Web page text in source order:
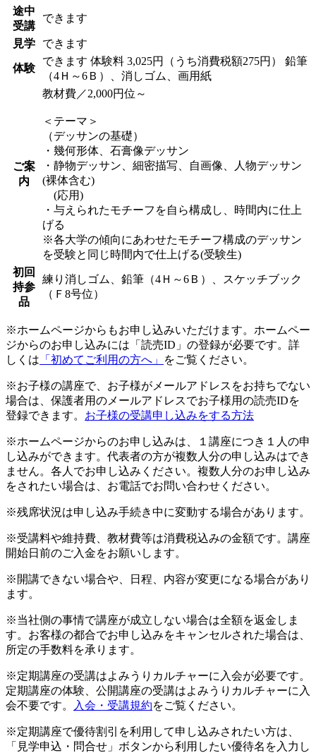
途中
受講
できます
見学 できます
体験
できます 体験料 3,025円（うち消費税額275円） 鉛筆
（4Ｈ～6Ｂ）、消しゴム、画用紙
ご案
内
教材費／2,000円位～
＜テーマ＞
（デッサンの基礎）
・幾何形体、石膏像デッサン
・静物デッサン、細密描写、自画像、人物デッサン
(裸体含む)
(応用)
・与えられたモチーフを自ら構成し、時間内に仕上
げる
※各大学の傾向にあわせたモチーフ構成のデッサン
を受験と同じ時間内で仕上げる(受験生)
初回
持参
品
練り消しゴム、鉛筆（4Ｈ～6Ｂ）、スケッチブック
（Ｆ8号位）
※ホームページからもお申し込みいただけます。ホームペー
ジからのお申し込みには「読売ID」の登録が必要です。詳
しくは 「初めてご利用の方へ」 をご覧ください。
※お子様の講座で、お子様がメールアドレスをお持ちでない
場合は、保護者用のメールアドレスでお子様用の読売IDを
登録できます。 お子様の受講申し込みをする方法
※ホームページからのお申し込みは、１講座につき１人の申
し込みができます。代表者の方が複数人分の申し込みはでき
ません。各人でお申し込みください。複数人分のお申し込み
をされたい場合は、お電話でお問い合わせください。
※残席状況は申し込み手続き中に変動する場合があります。
※受講料や維持費、教材費等は消費税込みの金額です。講座
開始日前のご入金をお願いします。
※開講できない場合や、日程、内容が変更になる場合があり
ます。
※当社側の事情で講座が成立しない場合は全額を返金しま
す。お客様の都合でお申し込みをキャンセルされた場合は、
所定の手数料を承ります。
※定期講座の受講はよみうりカルチャーに入会が必要です。
定期講座の体験、公開講座の受講はよみうりカルチャーに入
会不要です。
入会・受講規約をご覧ください。
※定期講座で優待割引を利用して申し込みされたい方は、
「見学申込・問合せ」ボタンから利用したい優待名を入力し